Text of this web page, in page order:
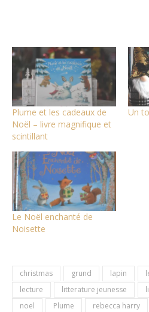
Plume et les cadeaux de
Noël – livre magnifique et
scintillant
Un
Le Noël enchanté de
Noisette
christmas grund lapin
lecture
litterature jeunesse
noel
Plume rebecca harry